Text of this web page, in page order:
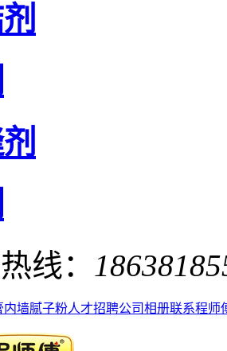
线：
内墙腻子粉人才招聘公司相册联系程师